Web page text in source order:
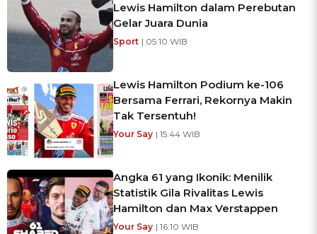
Lewis Hamilton dalam Perebutan
Gelar Juara Dunia
Sport | 05:10 WIB
Lewis Hamilton Podium ke-106
Bersama Ferrari, Rekornya Makin
Tak Tersentuh!
Your Say | 15:44 WIB
Angka 61 yang Ikonik: Menilik
Statistik Gila Rivalitas Lewis
Hamilton dan Max Verstappen
Your Say | 16:10 WIB